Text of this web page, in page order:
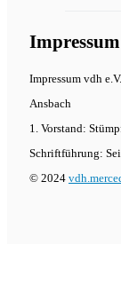
Impressum
Impressum vdh
Ansbach
1. Vorstand:
Schriftführung:
© 2024